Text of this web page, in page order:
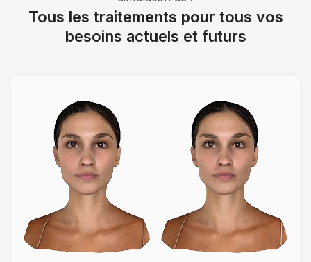
Tous les traitements pour tous vos
besoins actuels et futurs